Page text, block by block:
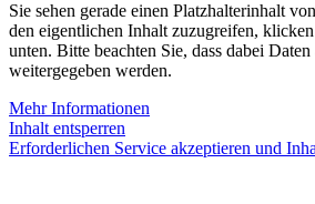
Sie sehen gerade einen Platzhalterinhalt von
den eigentlichen Inhalt zuzugreifen,
unten. Bitte beachten Sie, dass dabei
weitergegeben werden.
Mehr Informationen
Inhalt entsperren
Erforderlichen Service akzeptieren und